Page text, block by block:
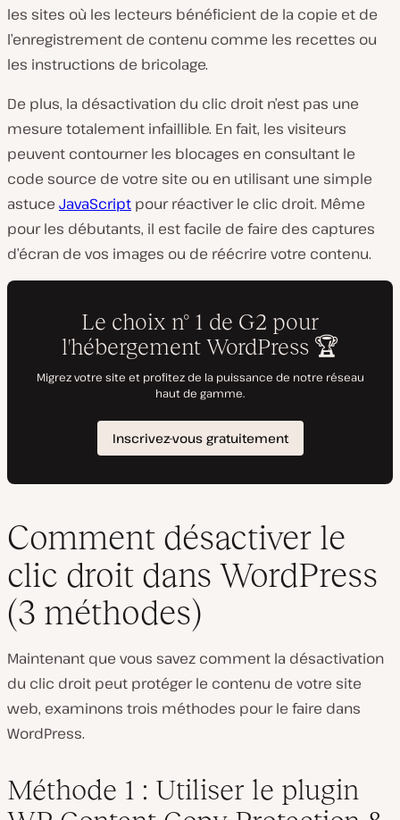
les sites où les lecteurs bénéficient de la copie et de
l’enregistrement de contenu comme les recettes ou
les instructions de bricolage.
De plus, la désactivation du clic droit n’est pas une
mesure totalement infaillible. En fait, les visiteurs
peuvent contourner les blocages en consultant le
code source de votre site ou en utilisant une simple
astuce JavaScript pour réactiver le clic droit. Même
pour les débutants, il est facile de faire des captures
d’écran de vos images ou de réécrire votre contenu.
Comment désactiver le
clic droit dans WordPress
(3 méthodes)
Maintenant que vous savez comment la désactivation
du clic droit peut protéger le contenu de votre site
web, examinons trois méthodes pour le faire dans
WordPress.
Méthode 1 : Utiliser le plugin